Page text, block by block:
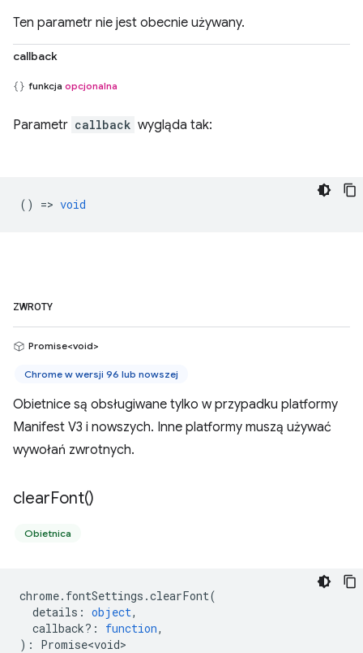
Ten parametr nie jest obecnie używany.
callback
funkcja opcjonalna
Parametr callback wygląda tak:
() => void
ZWROTY
Promise<void>
Chrome w wersji 96 lub nowszej
Obietnice są obsługiwane tylko w przypadku platformy
Manifest V3 i nowszych. Inne platformy muszą używać
wywołań zwrotnych.
clearFont()
Obietnica
chrome. fontSettings .clearFont(
details : object,
callback? : function,
) : Promise<void>